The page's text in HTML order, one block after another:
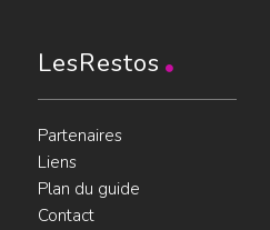
LesRestos
Partenaires
Liens
Plan du guide
Contact